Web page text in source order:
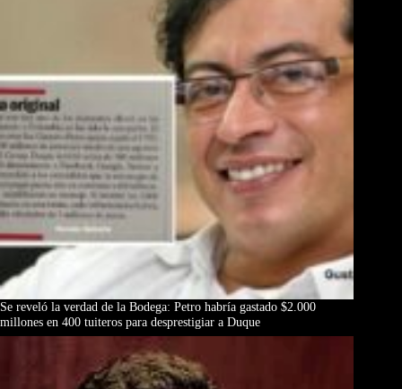
Se reveló la verdad de la Bodega: Petro habría gastado $2.000
millones en 400 tuiteros para desprestigiar a Duque